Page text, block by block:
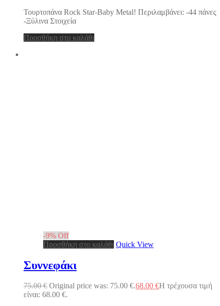
Τουρτοπάνα Rock Star-Baby Metal! Περιλαμβάνει: -44 πάνες
-Ξύλινα Στοιχεία
Προσθήκη στο καλάθι
-9% Off
Προσθήκη στο καλάθι Quick View
Συννεφάκι
75.00€ Original price was: 75.00 €.68.00 €Η τρέχουσα τιμή
είναι: 68.00 €.